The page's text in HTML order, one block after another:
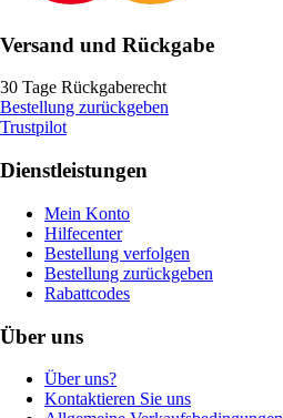
Versand und Rückgabe
30 Tage Rückgaberecht
Bestellung zurückgeben
Trustpilot
Dienstleistungen
Mein Konto
Hilfecenter
Bestellung verfolgen
Bestellung zurückgeben
Rabattcodes
Über uns
Über uns?
Kontaktieren Sie uns